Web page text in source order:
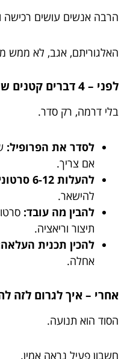
הרבה אנשים עושים רכישה
האלגוריתם, אגב, לא ממש
לפני – 4 דברים קטנים שעושים הבדל גדול
בלי דרמה, רק סדר.
לסדר את הפרופיל:
אם צריך.
להעלות 6-12 סרטונים טובים:
להישאר.
להבין מה עובד:
תיצור וריאציה.
להכין תכנית
אחלה.
אחרי – איך לגרום לזה
הסוד הוא תנועה.
חשבון פעיל נראה אמין.